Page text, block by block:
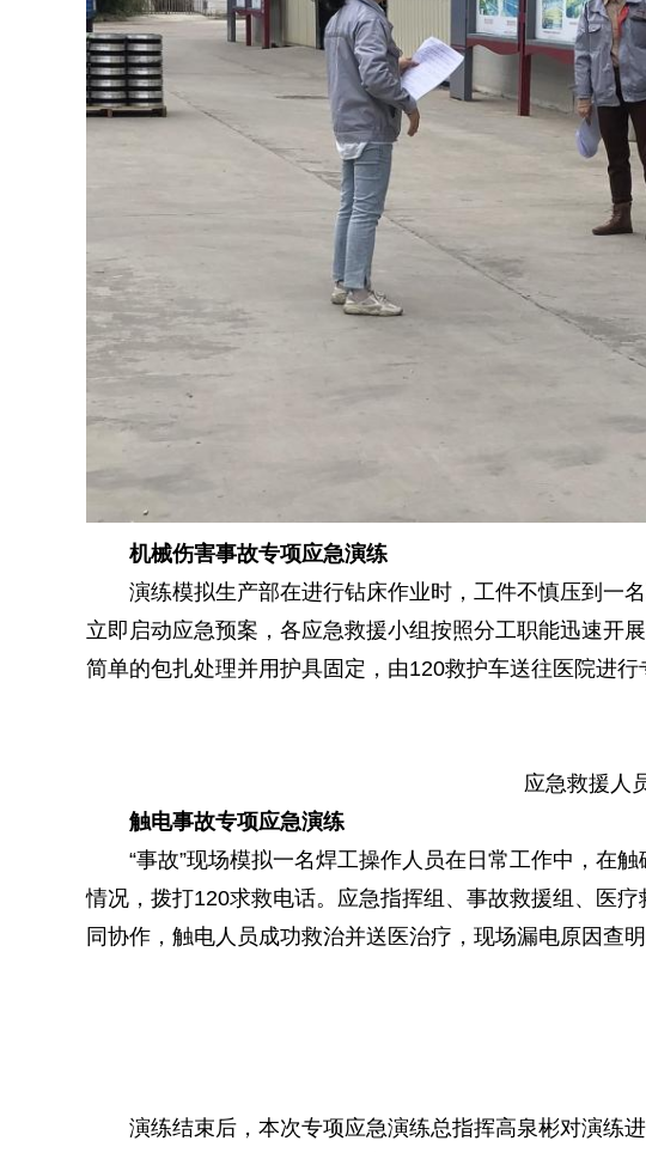
机械伤害事故专项应急演练
演练模拟生产部在进行钻床作业时，工件不慎压到一
立即启动应急预案，各应急救援小组按照分工职能迅速开
简单的包扎处理并用护具固定，由120救护车送往医院进行
应急救援人
触电事故专项应急演练
“事故”现场模拟一名焊工操作人员在日常工作中，在
情况，拨打120求救电话。应急指挥组、事故救援组、医
同协作，触电人员成功救治并送医治疗，现场漏电原因查明
演练结束后， 本次专项应急演练总指挥高泉彬对演练